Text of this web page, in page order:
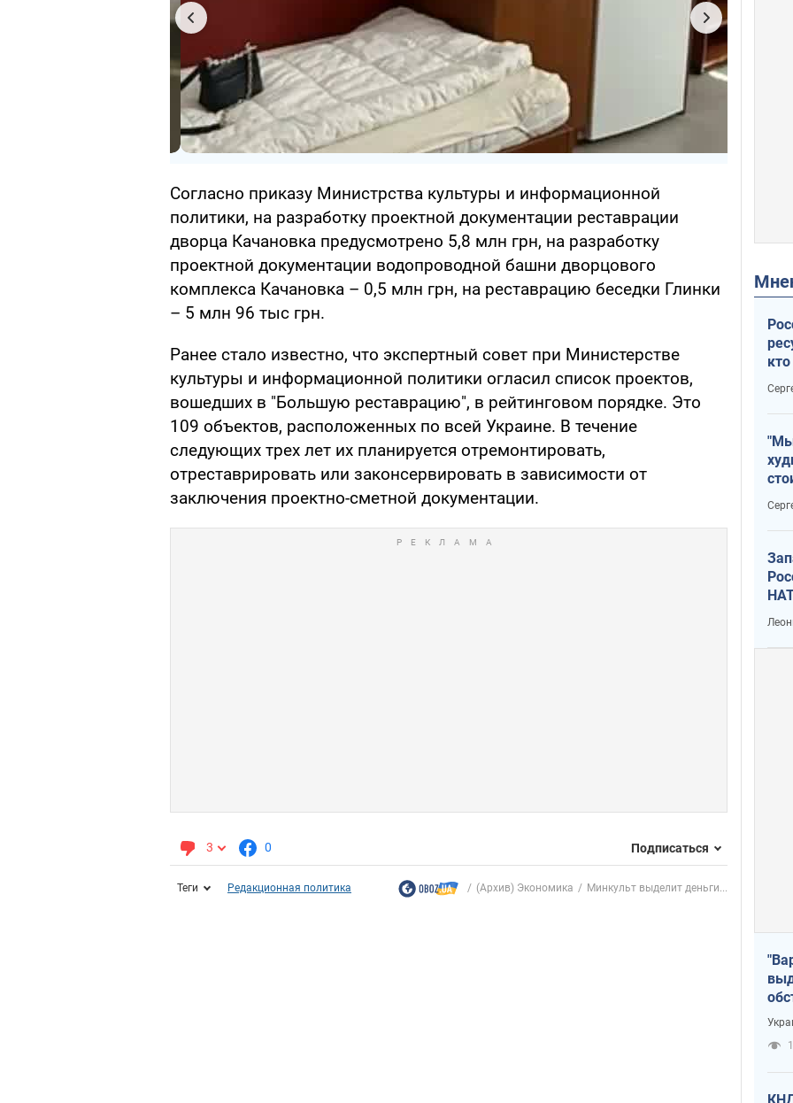
Согласно приказу Министрства культуры и информационной
политики, на разработку проектной документации реставрации
дворца Качановка предусмотрено 5,8 млн грн, на разработку
проектной документации водопроводной башни дворцового
комплекса Качановка – 0,5 млн грн, на реставрацию беседки Глинки
– 5 млн 96 тыс грн.
Ранее стало известно, что экспертный совет при Министерстве
культуры и информационной политики огласил список проектов,
вошедших в "Большую реставрацию", в рейтинговом порядке. Это
109 объектов, расположенных по всей Украине. В течение
следующих трех лет их планируется отремонтировать,
отреставрировать или законсервировать в зависимости от
заключения проектно-сметной документации.
3 0 Подписаться
Теги Редакционная политика (Архив) Экономика Минкульт выделит деньги...